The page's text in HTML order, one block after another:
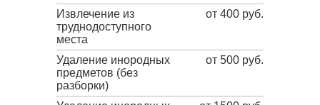
Извлечение из
труднодоступного
места
от 400 руб.
Удаление инородных
предметов (без
разборки)
от 500 руб.